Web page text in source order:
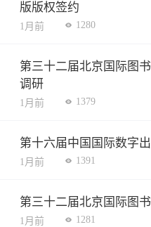
版版权签约
1月前 1280
第三十二届北京国际图
调研
1月前 1379
第十六届中国国际数字
1月前 1391
第三十二届北京国际图
1月前 1281